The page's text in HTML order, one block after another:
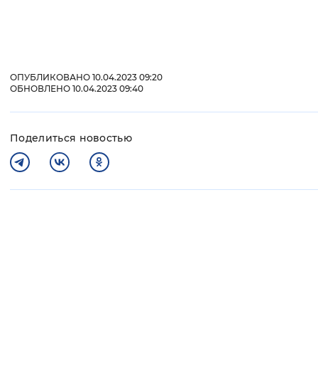
ОПУБЛИКОВАНО 10.04.2023 09:20
ОБНОВЛЕНО 10.04.2023 09:40
Поделиться новостью